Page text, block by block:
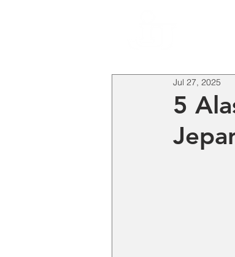
5
Jul 27, 2025